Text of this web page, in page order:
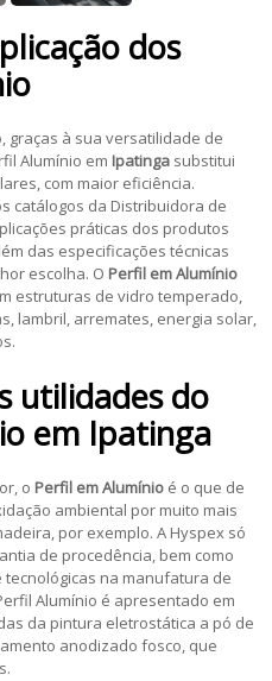
dos
graças à sua versatilidade de
Alumínio em Ipatinga substitui
com maior eficiência.
catálogos da Distribuidora de
práticas dos produtos
das especificações técnicas
escolha. O Perfil em Alumínio
estruturas de vidro temperado,
lambril, arremates, energia solar,
utilidades do
em Ipatinga
o Perfil em Alumínio é o que de
ambiental por muito mais
por exemplo. A Hyspex só
de procedência, bem como
na manufatura de
Alumínio é apresentado em
da pintura eletrostática a pó de
anodizado fosco, que